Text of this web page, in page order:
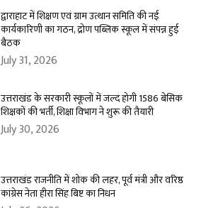
द्वाराहाट में शिक्षण एवं ग्राम उत्थान समिति की नई
कार्यकारिणी का गठन, द्रोण पब्लिक स्कूल में संपन्न हुई
बैठक
July 31, 2026
उत्तराखंड के सरकारी स्कूलों में जल्द होगी 1586 बेसिक
शिक्षकों की भर्ती, शिक्षा विभाग ने शुरू की तैयारी
July 30, 2026
उत्तराखंड राजनीति में शोक की लहर, पूर्व मंत्री और वरिष्ठ
कांग्रेस नेता हीरा सिंह बिष्ट का निधन